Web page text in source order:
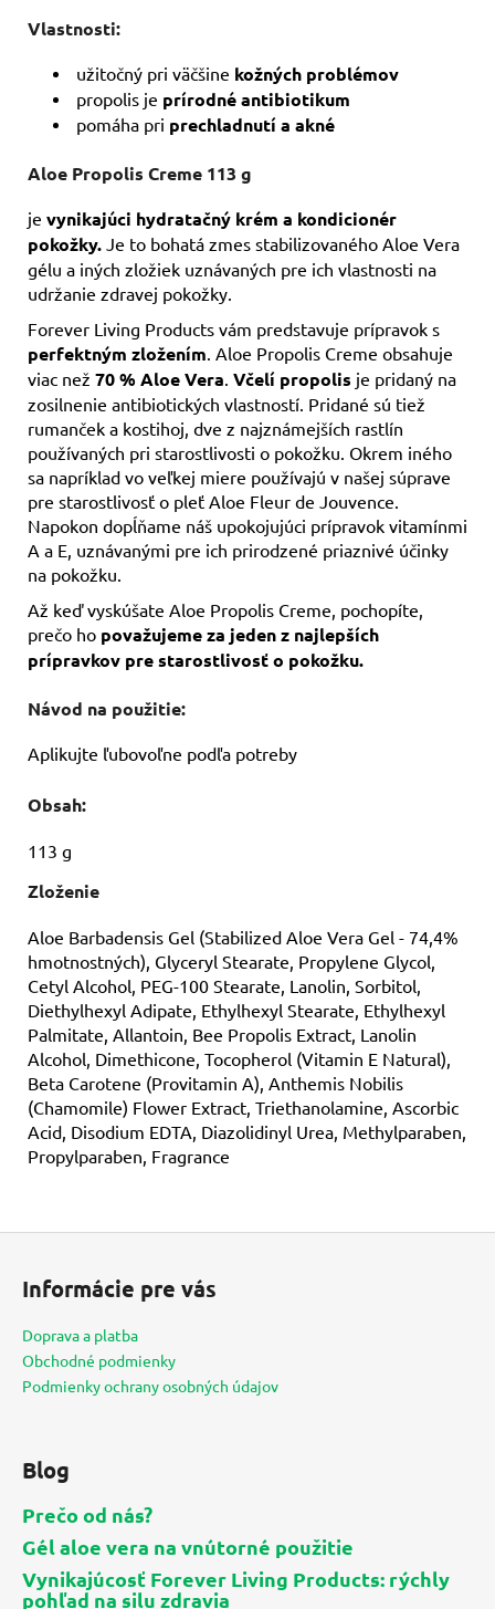
Vlastnosti:
užitočný pri väčšine kožných problémov
propolis je prírodné antibiotikum
pomáha pri prechladnutí a akné
Aloe Propolis Creme 113 g
je vynikajúci hydratačný krém a kondicionér
pokožky. Je to bohatá zmes stabilizovaného Aloe Vera
gélu a iných zložiek uznávaných pre ich vlastnosti na
udržanie zdravej pokožky.
Forever Living Products vám predstavuje prípravok s
perfektným zložením. Aloe Propolis Creme obsahuje
viac než 70 % Aloe Vera. Včelí propolis je pridaný na
zosilnenie antibiotických vlastností. Pridané sú tiež
rumanček a kostihoj, dve z najznámejších rastlín
používaných pri starostlivosti o pokožku. Okrem iného
sa napríklad vo veľkej miere používajú v našej súprave
pre starostlivosť o pleť Aloe Fleur de Jouvence.
Napokon dopĺňame náš upokojujúci prípravok vitamínmi
A a E, uznávanými pre ich prirodzené priaznivé účinky
na pokožku.
Až keď vyskúšate Aloe Propolis Creme, pochopíte,
prečo ho považujeme za jeden z najlepších
prípravkov pre starostlivosť o pokožku.
Návod na použitie:
Aplikujte ľubovoľne podľa potreby
Obsah:
113 g
Zloženie
Aloe Barbadensis Gel (Stabilized Aloe Vera Gel - 74,4%
hmotnostných), Glyceryl Stearate, Propylene Glycol,
Cetyl Alcohol, PEG-100 Stearate, Lanolin, Sorbitol,
Diethylhexyl Adipate, Ethylhexyl Stearate, Ethylhexyl
Palmitate, Allantoin, Bee Propolis Extract, Lanolin
Alcohol, Dimethicone, Tocopherol (Vitamin E Natural),
Beta Carotene (Provitamin A), Anthemis Nobilis
(Chamomile) Flower Extract, Triethanolamine, Ascorbic
Acid, Disodium EDTA, Diazolidinyl Urea, Methylparaben,
Propylparaben, Fragrance
Informácie pre vás
Doprava a platba
Obchodné podmienky
Podmienky ochrany osobných údajov
Blog
Prečo od nás?
Gél aloe vera na vnútorné použitie
Vynikajúcosť Forever Living Products: rýchly
pohľad na silu zdravia